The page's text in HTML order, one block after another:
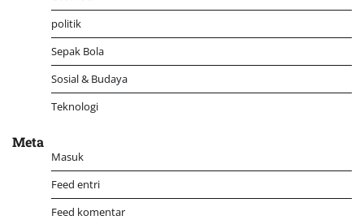
politik
Sepak Bola
Sosial & Budaya
Teknologi
Meta
Masuk
Feed entri
Feed komentar